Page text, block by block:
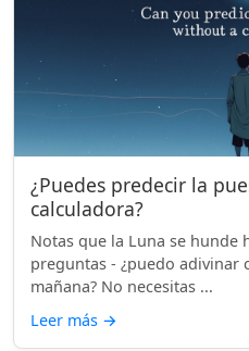
¿Puedes predecir la
calculadora?
Notas que la Luna se hunde
preguntas - ¿puedo adivinar
mañana? No necesitas ...
Leer más →